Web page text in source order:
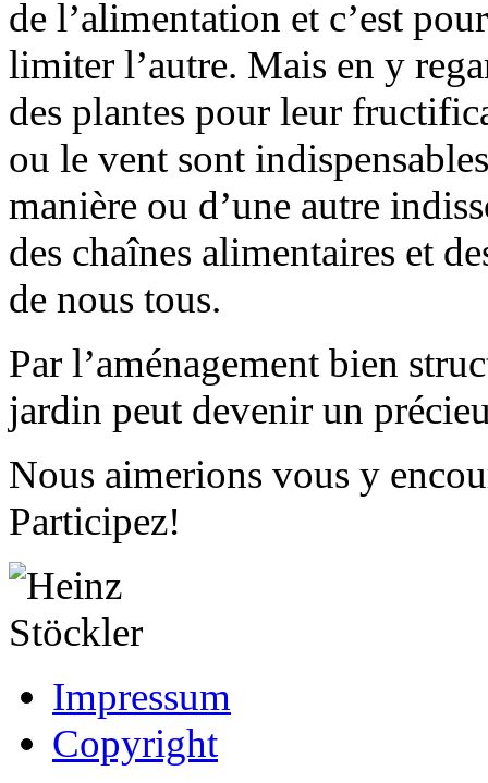
de l’alimentation et c’est
limiter l’autre. Mais en y
des plantes pour leur
ou le vent sont
manière ou d’une autre
des chaînes alimentaires et
de nous tous.
Par l’aménagement bien
jardin peut devenir un
Nous aimerions vous y
Participez!
Impressum
Copyright